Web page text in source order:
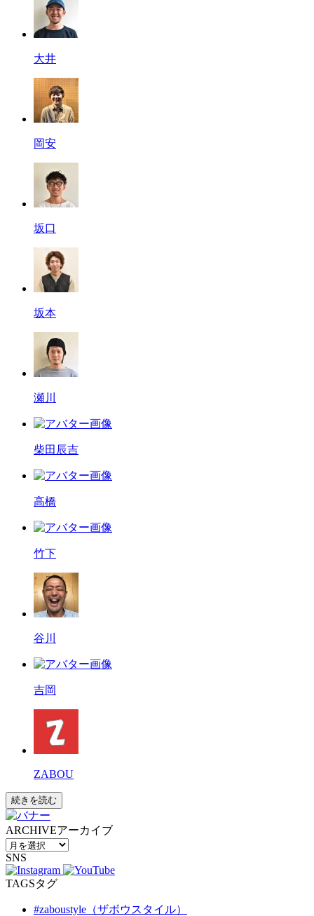
大井
岡安
坂口
坂本
瀬川
柴田辰吉
高橋
竹下
谷川
吉岡
ZABOU
続きを読む
ARCHIVEアーカイブ
SNS
TAGSタグ
#zaboustyle（ザボウスタイル）